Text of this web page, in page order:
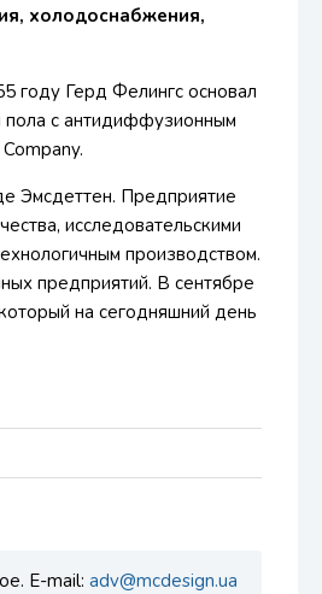
холодоснабжения,
году Герд Фелингс основал
пола с антидиффузионным
Эмсдеттен. Предприятие
исследовательскими
производством.
предприятий. В сентябре
на сегодняшний день
E-mail: adv@mcdesign.ua